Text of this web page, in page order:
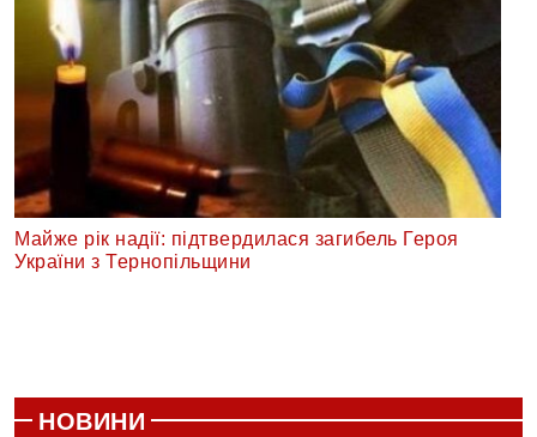
Майже рік надії: підтвердилася загибель Героя
України з Тернопільщини
НОВИНИ